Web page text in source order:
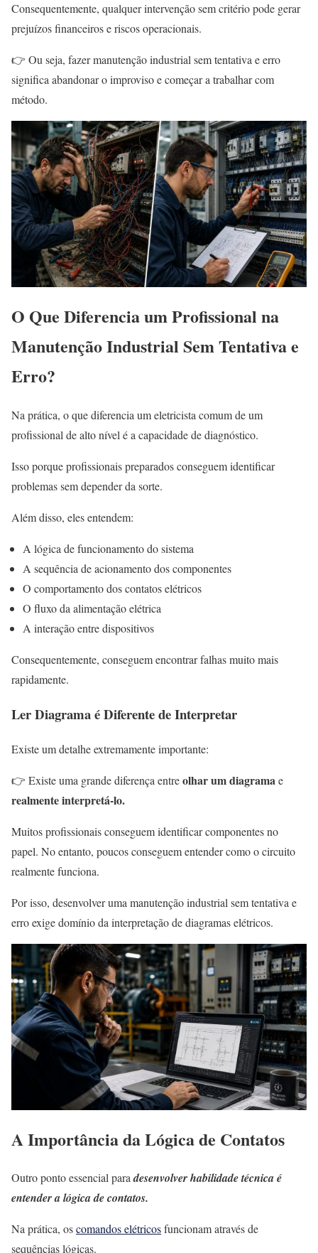
Consequentemente, qualquer intervenção sem critério pode gerar
prejuízos financeiros e riscos operacionais.
👉 Ou seja, fazer manutenção industrial sem tentativa e erro
significa abandonar o improviso e começar a trabalhar com
método.
O Que Diferencia um Profissional na
Manutenção Industrial Sem Tentativa e
Erro?
Na prática, o que diferencia um eletricista comum de um
profissional de alto nível é a capacidade de diagnóstico.
Isso porque profissionais preparados conseguem identificar
problemas sem depender da sorte.
Além disso, eles entendem:
A lógica de funcionamento do sistema
A sequência de acionamento dos componentes
O comportamento dos contatos elétricos
O fluxo da alimentação elétrica
A interação entre dispositivos
Consequentemente, conseguem encontrar falhas muito mais
rapidamente.
Ler Diagrama é Diferente de Interpretar
Existe um detalhe extremamente importante:
👉 Existe uma grande diferença entreolhar um diagrama e
realmente interpretá-lo.
Muitos profissionais conseguem identificar componentes no
papel. No entanto, poucos conseguem entender como o circuito
realmente funciona.
Por isso, desenvolver uma manutenção industrial sem tentativa e
erro exige domínio da interpretação de diagramas elétricos.
A Importância da Lógica de Contatos
Outro ponto essencial paradesenvolver habilidade técnica é
entender a lógica de contatos.
Na prática, oscomandos elétricosfuncionam através de
sequências lógicas.